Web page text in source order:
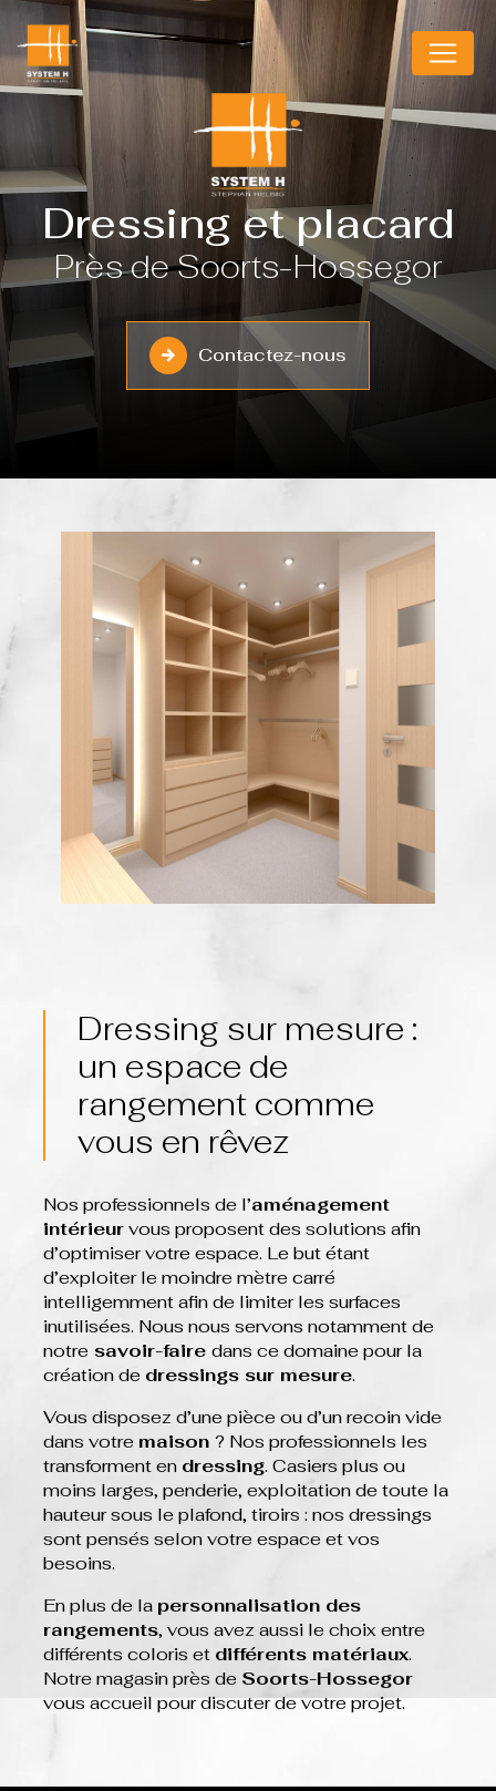
Dressing et placard
Près de Soorts-Hossegor
Contactez-nous
Dressing sur mesure :
un espace de
rangement comme
vous en rêvez
Nos professionnels de l’aménagement
intérieurvous proposent des solutions afin
d’optimiser votre espace. Le but étant
d’exploiter le moindre mètre carré
intelligemment afin de limiter les surfaces
inutilisées. Nous nous servons notamment de
notre savoir-fairedans ce domaine pour la
création de dressings sur mesure.
Vous disposez d’une pièce ou d’un recoin vide
dans votre maison ? Nos professionnels les
transforment en dressing. Casiers plus ou
moins larges, penderie, exploitation de toute la
hauteur sous le plafond, tiroirs : nos dressings
sont pensés selon votre espace et vos
besoins.
En plus de la personnalisation des
rangements, vous avez aussi le choix entre
différents coloris et différents matériaux.
Notre magasin près de Soorts-Hossegor
vous accueil pour discuter de votre projet.
Panneau de gestion des cookies